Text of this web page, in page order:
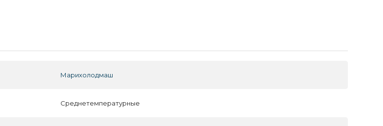
Марихолодмаш
Среднетемпературные